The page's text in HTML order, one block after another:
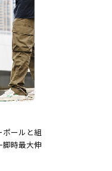
ポールと組
脚時最大伸